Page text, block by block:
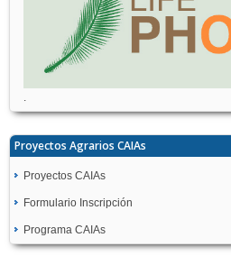
.
Proyectos Agrarios CAIAs
Proyectos CAIAs
Formulario Inscripción
Programa CAIAs